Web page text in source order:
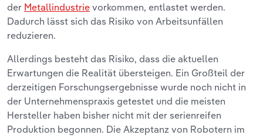
der Metallindustrie vorkommen, entlastet werden.
Dadurch lässt sich das Risiko von Arbeitsunfällen
reduzieren.
Allerdings besteht das Risiko, dass die aktuellen
Erwartungen die Realität übersteigen. Ein Großteil der
derzeitigen Forschungsergebnisse wurde noch nicht in
der Unternehmenspraxis getestet und die meisten
Hersteller haben bisher nicht mit der serienreifen
Produktion begonnen. Die Akzeptanz von Robotern im